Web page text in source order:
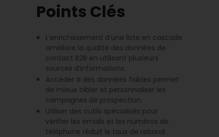
Points Clés
L’enrichissement d’une liste en cascade
améliore la qualité des données de
contact B2B en utilisant plusieurs
sources d’informations.
Accéder à des données fiables permet
de mieux cibler et personnaliser les
campagnes de prospection.
Utiliser des outils spécialisés pour
vérifier les emails et les numéros de
téléphone réduit le taux de rebond.